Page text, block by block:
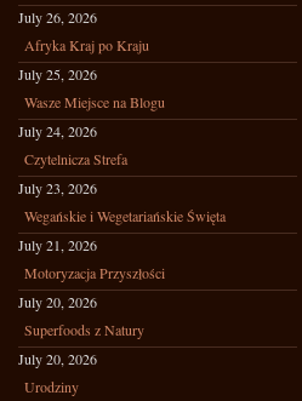
July 26, 2026
Afryka Kraj po Kraju
July 25, 2026
Wasze Miejsce na Blogu
July 24, 2026
Czytelnicza Strefa
July 23, 2026
Wegańskie i Wegetariańskie Święta
July 21, 2026
Motoryzacja Przyszłości
July 20, 2026
Superfoods z Natury
July 20, 2026
Urodziny